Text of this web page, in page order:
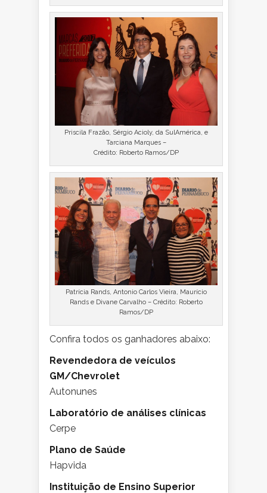
Priscila Frazão, Sérgio Acioly, da SulAmérica, e
Tarciana Marques –
Crédito: Roberto Ramos/DP
Patrícia Rands, Antonio Carlos Vieira, Maurício
Rands e Divane Carvalho – Crédito: Roberto
Ramos/DP
Confira todos os ganhadores abaixo:
Revendedora de veículos
GM/Chevrolet
Autonunes
Laboratório de análises clínicas
Cerpe
Plano de Saúde
Hapvida
Instituição de Ensino Superior